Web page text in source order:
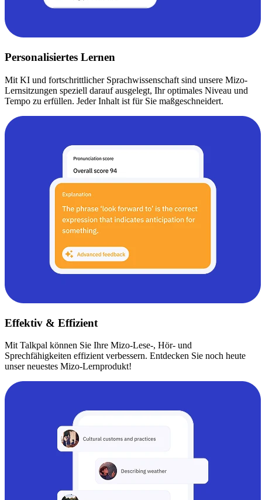
Personalisiertes Lernen
Mit KI und fortschrittlicher Sprachwissenschaft sind unsere Mizo-
Lernsitzungen speziell darauf ausgelegt, Ihr optimales Niveau und
Tempo zu erfüllen. Jeder Inhalt ist für Sie maßgeschneidert.
Effektiv & Effizient
Mit Talkpal können Sie Ihre Mizo-Lese-, Hör- und
Sprechfähigkeiten effizient verbessern. Entdecken Sie noch heute
unser neuestes Mizo-Lernprodukt!